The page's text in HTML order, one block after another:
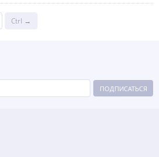
Ctrl →
ПОДПИСАТЬСЯ